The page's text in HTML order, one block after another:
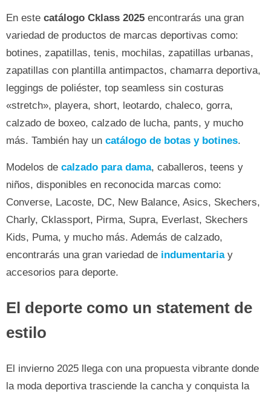
En este catálogo Cklass 2025 encontrarás una gran
variedad de productos de marcas deportivas como:
botines, zapatillas, tenis, mochilas, zapatillas urbanas,
zapatillas con plantilla antimpactos, chamarra deportiva,
leggings de poliéster, top seamless sin costuras
«stretch», playera, short, leotardo, chaleco, gorra,
calzado de boxeo, calzado de lucha, pants, y mucho
más. También hay un catálogo de botas y botines.
Modelos de calzado para dama, caballeros, teens y
niños, disponibles en reconocida marcas como:
Converse, Lacoste, DC, New Balance, Asics, Skechers,
Charly, Cklassport, Pirma, Supra, Everlast, Skechers
Kids, Puma, y mucho más. Además de calzado,
encontrarás una gran variedad de indumentariay
accesorios para deporte.
El deporte como un statement de
estilo
El invierno 2025 llega con una propuesta vibrante donde
la moda deportiva trasciende la cancha y conquista la